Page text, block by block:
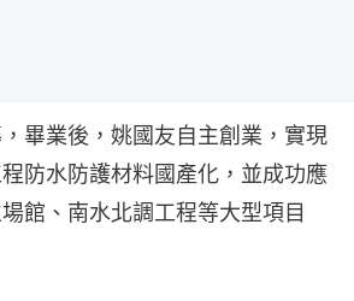
，畢業後，姚國友自主創業，實現
防水防護材料國產化，並成功應
館、南水北調工程等大型項目